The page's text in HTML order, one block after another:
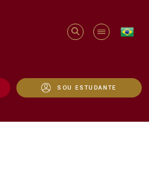
SOU ESTUDANTE